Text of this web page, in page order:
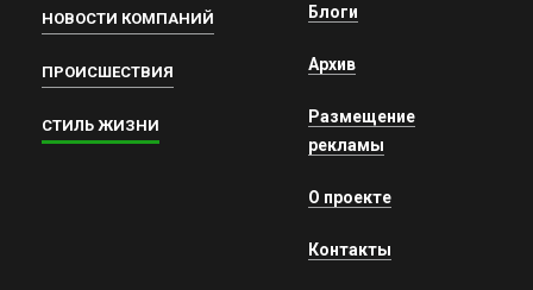
НОВОСТИ КОМПАНИЙ
ПРОИСШЕСТВИЯ
СТИЛЬ ЖИЗНИ
Блоги
Архив
Размещение
рекламы
О проекте
Контакты